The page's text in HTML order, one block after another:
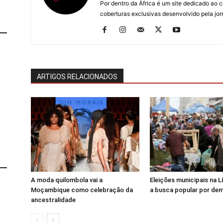
Por dentro da África é um site dedicado ao
coberturas exclusivas desenvolvido pela
ARTIGOS RELACIONADOS
A moda quilombola vai a
Moçambique como celebração da
ancestralidade
Eleições municipais na
a busca popular por